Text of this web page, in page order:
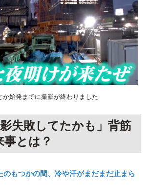
始発までに撮影が終わりました
失敗してたかも」背筋
事とは？
のもつかの間、冷や汗がまだまだ止まら